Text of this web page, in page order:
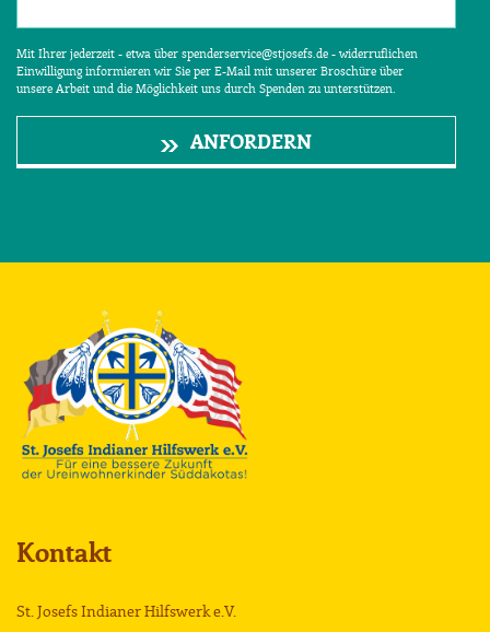
Mit Ihrer jederzeit - etwa über spenderservice@stjosefs.de - widerruflichen
Einwilligung informieren wir Sie per E-Mail mit unserer Broschüre über
unsere Arbeit und die Möglichkeit uns durch Spenden zu unterstützen.
ANFORDERN
Kontakt
St. Josefs Indianer Hilfswerk e.V.